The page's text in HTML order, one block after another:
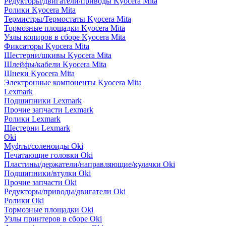
Ролики Kyocera Mita
Термистры/Термостаты Kyocera Mita
Тормозные площадки Kyocera Mita
Узлы копиров в сборе Kyocera Mita
Фиксаторы Kyocera Mita
Шестерни/шкивы Kyocera Mita
Шлейфы/кабели Kyocera Mita
Шнеки Kyocera Mita
Электронные компоненты Kyocera Mita
Lexmark
Подшипники Lexmark
Прочие запчасти Lexmark
Ролики Lexmark
Шестерни Lexmark
Oki
Муфты/соленоиды Oki
Печатающие головки Oki
Пластины/держатели/направляющие/кулачки Oki
Подшипники/втулки Oki
Прочие запчасти Oki
Редукторы/приводы/двигатели Oki
Ролики Oki
Тормозные площадки Oki
Узлы принтеров в сборе Oki